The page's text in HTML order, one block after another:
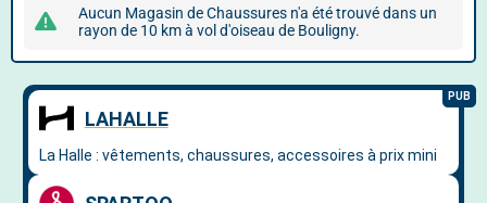
Aucun Magasin de Chaussures n'a été trouvé dans un
rayon de 10 km à vol d'oiseau de Bouligny.